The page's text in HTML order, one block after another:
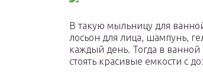
В такую мыльницу для
лосьон для лица, шампунь,
каждый день. Тогда в ванной
стоять красивые емкости с